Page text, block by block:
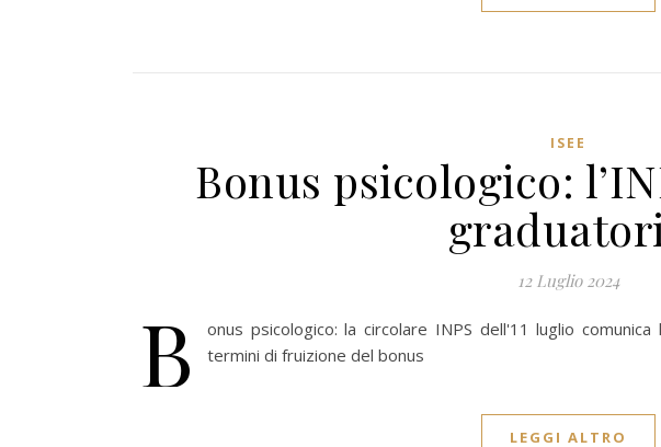
ISEE
Bonus psicologico:
12 Luglio 2024
B
onus psicologico: la circolare INPS dell'11 luglio
termini di fruizione del bonus
LEGGI ALTRO